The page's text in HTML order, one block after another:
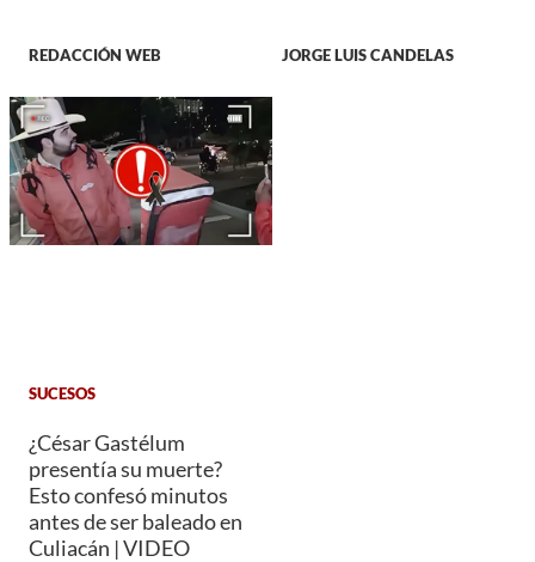
REDACCIÓN WEB JORGE LUIS CANDELAS
SUCESOS
¿César Gastélum
presentía su muerte?
Esto confesó minutos
antes de ser baleado en
Culiacán | VIDEO